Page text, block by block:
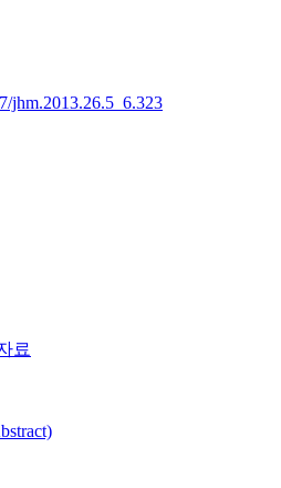
jhm.2013.26.5_6.323
료